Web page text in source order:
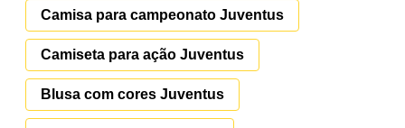
Camisa para campeonato Juventus
Camiseta para ação Juventus
Blusa com cores Juventus